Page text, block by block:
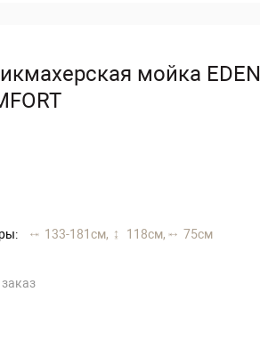
мойка EDEN
133-181 см, 118 см, 75 см